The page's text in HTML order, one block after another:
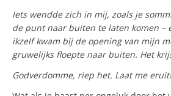
Iets wendde zich in mij, zoals je
de punt naar buiten te laten komen –
ikzelf kwam bij de opening van mijn
gruwelijks floepte naar buiten. Het
Godverdomme, riep het. Laat me eruit!